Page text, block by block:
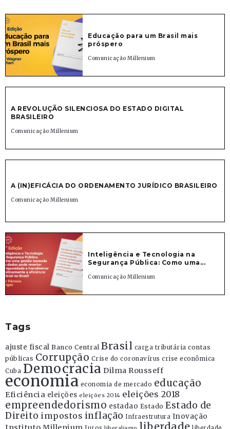
Educação para um Brasil mais
próspero
Comunicação Millenium
A REVOLUÇÃO SILENCIOSA DO ESTADO DIGITAL
BRASILEIRO
Comunicação Millenium
A (IN)EFICÁCIA DO ORDENAMENTO JURÍDICO BRASILEIRO
Comunicação Millenium
Inteligência e Tecnologia na
Segurança Pública: Como uma...
Comunicação Millenium
Tags
ajuste fiscal Banco Central Brasil carga tributária contas
públicas Corrupção Crise do coronavírus crise econômica
Cuba Democracia Dilma Rousseff
economia economia de mercado educação
Eficiência eleições eleições 2014 eleições 2018
empreendedorismo estadao Estado Estado de
Direito impostos inflação Infraestrutura Inovação
liberdade